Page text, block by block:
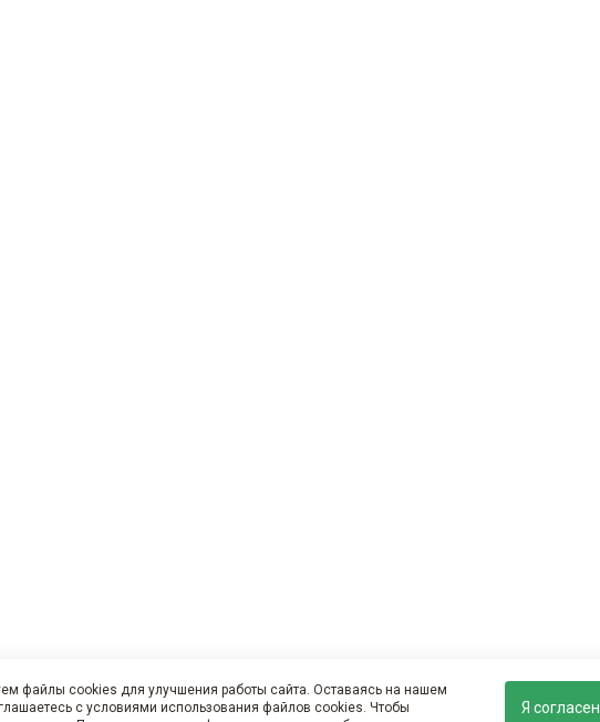
файлы cookies для улучшения работы сайта. Оставаясь на нашем
с условиями использования файлов cookies. Чтобы
Я согласен